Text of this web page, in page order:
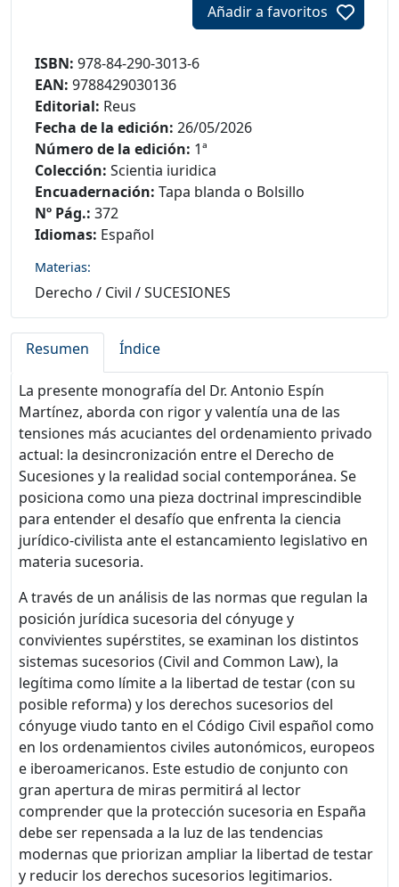
Añadir a favoritos
ISBN: 978-84-290-3013-6
EAN: 9788429030136
Editorial: Reus
Fecha de la edición: 26/05/2026
Número de la edición: 1ª
Colección: Scientia iuridica
Encuadernación: Tapa blanda o Bolsillo
Nº Pág.: 372
Idiomas: Español
Materias:
Derecho / Civil /SUCESIONES
Resumen Índice
La presente monografía del Dr. Antonio Espín
Martínez, aborda con rigor y valentía una de las
tensiones más acuciantes del ordenamiento privado
actual: la desincronización entre el Derecho de
Sucesiones y la realidad social contemporánea. Se
posiciona como una pieza doctrinal imprescindible
para entender el desafío que enfrenta la ciencia
jurídico-civilista ante el estancamiento legislativo en
materia sucesoria.
A través de un análisis de las normas que regulan la
posición jurídica sucesoria del cónyuge y
convivientes supérstites, se examinan los distintos
sistemas sucesorios (Civil and Common Law), la
legítima como límite a la libertad de testar (con su
posible reforma) y los derechos sucesorios del
cónyuge viudo tanto en el Código Civil español como
en los ordenamientos civiles autonómicos, europeos
e iberoamericanos. Este estudio de conjunto con
gran apertura de miras permitirá al lector
comprender que la protección sucesoria en España
debe ser repensada a la luz de las tendencias
modernas que priorizan ampliar la libertad de testar
y reducir los derechos sucesorios legitimarios.